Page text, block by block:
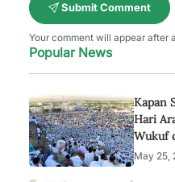
Submit Comment
Your comment will appear after
Popular News
Kapan
Hari
Wukuf
May 25,